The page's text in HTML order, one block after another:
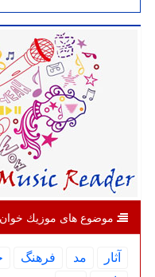
موضوع های موزیك خوان
آثار مد فرهنگ